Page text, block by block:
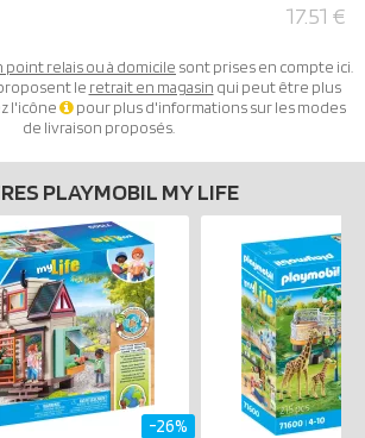
17.51 €
point relais ou à domicile sont prises en compte ici.
le retrait en magasin qui peut être plus
l'icône
pour plus d'informations sur les modes
de livraison proposés.
PLAYMOBIL MY LIFE
-26%